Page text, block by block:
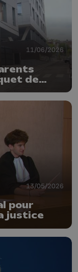
11/06/2026
de
13/05/2026
pour
justice